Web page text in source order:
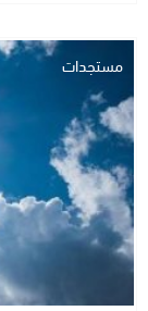
مستجدات